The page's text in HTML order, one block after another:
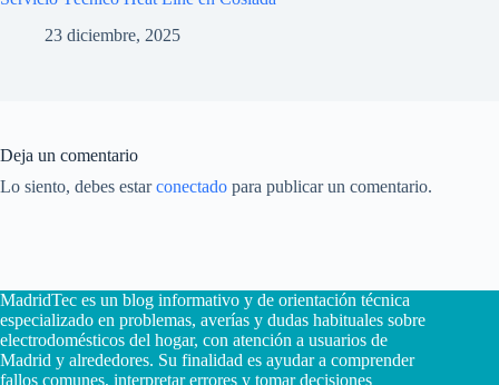
23 diciembre, 2025
Deja un comentario
Lo siento, debes estarconectado para publicar un comentario.
MadridTec es un blog informativo y de orientación técnica
especializado en problemas, averías y dudas habituales sobre
electrodomésticos del hogar, con atención a usuarios de
Madrid y alrededores. Su finalidad es ayudar a comprender
fallos comunes, interpretar errores y tomar decisiones